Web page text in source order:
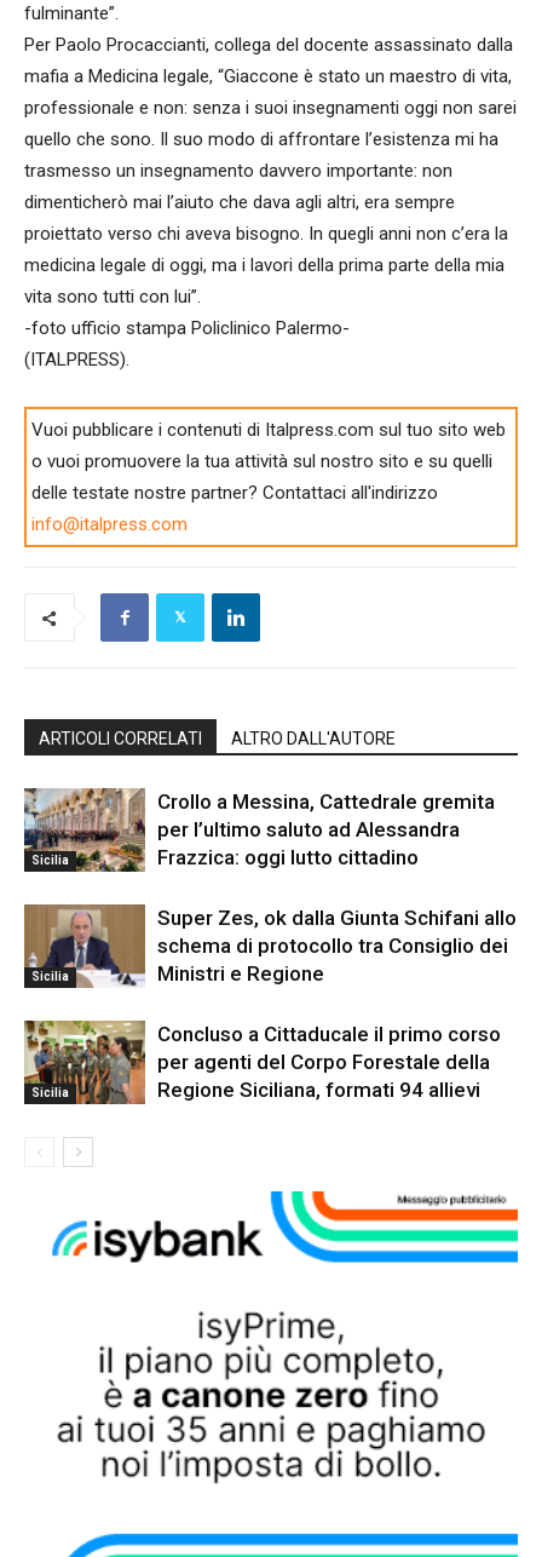
fulminante”.
Per Paolo Procaccianti, collega del docente assassinato dalla
mafia a Medicina legale, “Giaccone è stato un maestro di vita,
professionale e non: senza i suoi insegnamenti oggi non sarei
quello che sono. Il suo modo di affrontare l’esistenza mi ha
trasmesso un insegnamento davvero importante: non
dimenticherò mai l’aiuto che dava agli altri, era sempre
proiettato verso chi aveva bisogno. In quegli anni non c’era la
medicina legale di oggi, ma i lavori della prima parte della mia
vita sono tutti con lui”.
-foto ufficio stampa Policlinico Palermo-
(ITALPRESS).
Vuoi pubblicare i contenuti di Italpress.com sul tuo sito web
o vuoi promuovere la tua attività sul nostro sito e su quelli
delle testate nostre partner? Contattaci all'indirizzo
info@italpress.com
ARTICOLI CORRELATI ALTRO DALL'AUTORE
Sicilia
Crollo a Messina, Cattedrale gremita
per l’ultimo saluto ad Alessandra
Frazzica: oggi lutto cittadino
Sicilia
Super Zes, ok dalla Giunta Schifani allo
schema di protocollo tra Consiglio dei
Ministri e Regione
Sicilia
Concluso a Cittaducale il primo corso
per agenti del Corpo Forestale della
Regione Siciliana, formati 94 allievi